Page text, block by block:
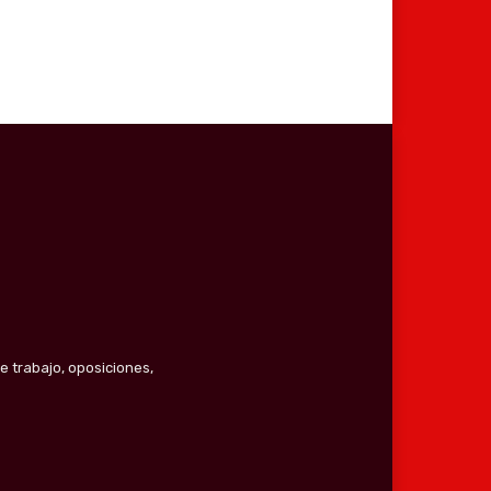
trabajo, oposiciones,